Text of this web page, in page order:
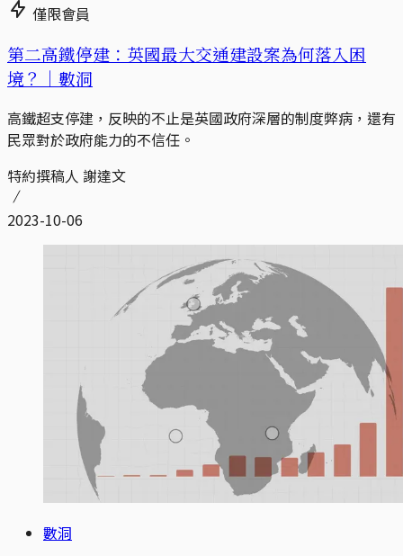
僅限會員
第二高鐵停建：英國最大交通建設案為何落入困
境？｜數洞
高鐵超支停建，反映的不止是英國政府深層的制度弊病，還有
民眾對於政府能力的不信任。
特約撰稿人 謝達文
2023-10-06
數洞